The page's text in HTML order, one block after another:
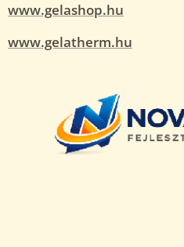
www.gelashop.hu
www.gelatherm.hu